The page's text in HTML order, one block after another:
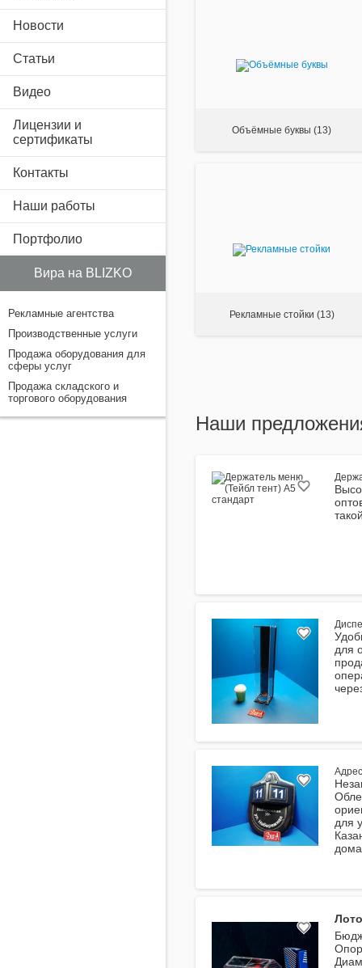
Стройматериалы
Производственные
услуги
Изделия из фанеры
Новости
Статьи
Видео
Лицензии и
сертификаты
Контакты
Наши работы
Портфолио
Вира на BLIZKO
Рекламные агентства
Производственные услуги
Продажа оборудования для
сферы услуг
Продажа складского и
торгового оборудования
Объёмные буквы (13)
Рекламные стойки (13)
Наши
для
для